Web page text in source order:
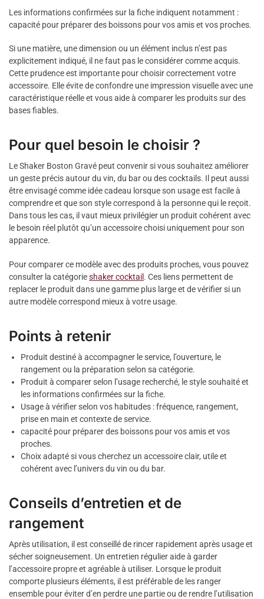
Les informations confirmées sur la fiche indiquent notamment :
capacité pour préparer des boissons pour vos amis et vos proches.
Si une matière, une dimension ou un élément inclus n’est pas
explicitement indiqué, il ne faut pas le considérer comme acquis.
Cette prudence est importante pour choisir correctement votre
accessoire. Elle évite de confondre une impression visuelle avec une
caractéristique réelle et vous aide à comparer les produits sur des
bases fiables.
Pour quel besoin le choisir ?
Le Shaker Boston Gravé peut convenir si vous souhaitez améliorer
un geste précis autour du vin, du bar ou des cocktails. Il peut aussi
être envisagé comme idée cadeau lorsque son usage est facile à
comprendre et que son style correspond à la personne qui le reçoit.
Dans tous les cas, il vaut mieux privilégier un produit cohérent avec
le besoin réel plutôt qu’un accessoire choisi uniquement pour son
apparence.
Pour comparer ce modèle avec des produits proches, vous pouvez
consulter la catégorieshaker cocktail . Ces liens permettent de
replacer le produit dans une gamme plus large et de vérifier si un
autre modèle correspond mieux à votre usage.
Points à retenir
Produit destiné à accompagner le service, l’ouverture, le
rangement ou la préparation selon sa catégorie.
Produit à comparer selon l’usage recherché, le style souhaité et
les informations confirmées sur la fiche.
Usage à vérifier selon vos habitudes : fréquence, rangement,
prise en main et contexte de service.
capacité pour préparer des boissons pour vos amis et vos
proches.
Choix adapté si vous cherchez un accessoire clair, utile et
cohérent avec l’univers du vin ou du bar.
Conseils d’entretien et de
rangement
Après utilisation, il est conseillé de rincer rapidement après usage et
sécher soigneusement. Un entretien régulier aide à garder
l’accessoire propre et agréable à utiliser. Lorsque le produit
comporte plusieurs éléments, il est préférable de les ranger
ensemble pour éviter d’en perdre une partie ou de rendre l’utilisation